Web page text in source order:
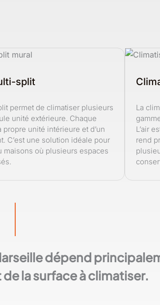
split
permet de climatiser plusieurs
unité extérieure. Chaque
unité intérieure et d’un
C’est une solution idéale pour
maisons où plusieurs espaces
La
L’air
rend
dépend
la surface à climatiser.